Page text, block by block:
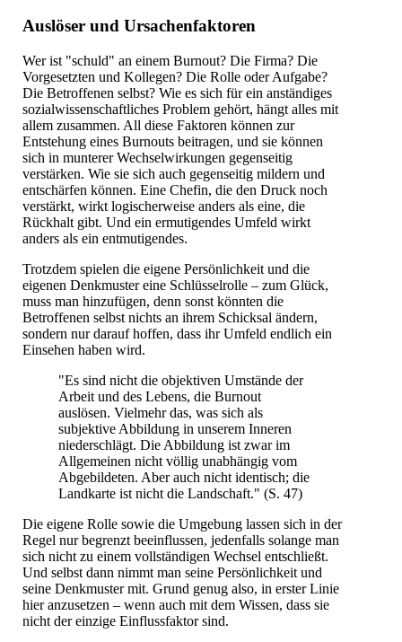
Auslöser und Ursachenfaktoren
Wer ist "schuld" an einem Burnout? Die Firma? Die
Vorgesetzten und Kollegen? Die Rolle oder Aufgabe?
Die Betroffenen selbst? Wie es sich für ein anständiges
sozialwissenschaftliches Problem gehört, hängt alles mit
allem zusammen. All diese Faktoren können zur
Entstehung eines Burnouts beitragen, und sie können
sich in munterer Wechselwirkungen gegenseitig
verstärken. Wie sie sich auch gegenseitig mildern und
entschärfen können. Eine Chefin, die den Druck noch
verstärkt, wirkt logischerweise anders als eine, die
Rückhalt gibt. Und ein ermutigendes Umfeld wirkt
anders als ein entmutigendes.
Trotzdem spielen die eigene Persönlichkeit und die
eigenen Denkmuster eine Schlüsselrolle – zum Glück,
muss man hinzufügen, denn sonst könnten die
Betroffenen selbst nichts an ihrem Schicksal ändern,
sondern nur darauf hoffen, dass ihr Umfeld endlich ein
Einsehen haben wird.
"Es sind nicht die objektiven Umstände der
Arbeit und des Lebens, die Burnout
auslösen. Vielmehr das, was sich als
subjektive Abbildung in unserem Inneren
niederschlägt. Die Abbildung ist zwar im
Allgemeinen nicht völlig unabhängig vom
Abgebildeten. Aber auch nicht identisch; die
Landkarte ist nicht die Landschaft." (S. 47)
Die eigene Rolle sowie die Umgebung lassen sich in der
Regel nur begrenzt beeinflussen, jedenfalls solange man
sich nicht zu einem vollständigen Wechsel entschließt.
Und selbst dann nimmt man seine Persönlichkeit und
seine Denkmuster mit. Grund genug also, in erster Linie
hier anzusetzen – wenn auch mit dem Wissen, dass sie
nicht der einzige Einflussfaktor sind.